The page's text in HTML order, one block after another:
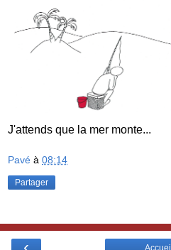
J'attends que la mer monte...
Pavé à 08:14
Partager
Accueil